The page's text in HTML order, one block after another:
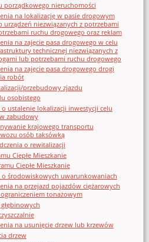
porządkowego nieruchomości
na lokalizację w pasie drogowym
niezwiązanych z potrzebami
ruchu drogowego oraz reklam
na zajęcie pasa drogowego w celu
technicznej niezwiązanych z
lub potrzebami ruchu drogowego
na zajęcie pasa drogowego drogi
robót
przebudowy zjazdu
osobistego
ustalenie lokalizacji inwestycji celu
zabudowy
krajowego transportu
osób taksówką
o rewitalizacji
Ciepłe Mieszkanie
Ciepłe Mieszkanie
środowiskowych uwarunkowaniach
na przejazd pojazdów ciężarowych
tonażowym
na usunięcie drzew lub krzewów
drzew